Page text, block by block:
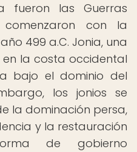
fueron las Guerras
con la
499 a.C. Jonia, una
la costa occidental
bajo el dominio del
los jonios se
la dominación persa,
y la restauración
de gobierno